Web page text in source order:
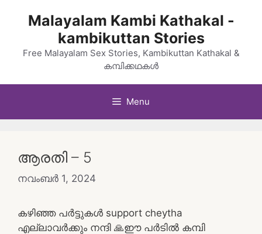
Malayalam Kambi Kathakal -
kambikuttan Stories
Free Malayalam Sex Stories, Kambikuttan Kathakal &
കമ്പിക്കഥകൾ
Menu
ആരതി – 5
നവംബർ 1, 2024
കഴിഞ്ഞ പർട്ടുകൾ support cheytha
എല്ലാവർക്കും നന്ദി 🙏ഈ പർടിൽ കമ്പി